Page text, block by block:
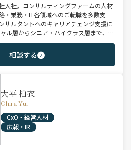
入社。コンサルティングファームの人材
・業務・IT各領域へのご転職を多数支
サルタントへのキャリアチェンジ支援に
ル層からシニア・ハイクラス層まで、候
向を踏まえ最適なキャリアをご提案させ
相談する
大平 柚衣
Ohira Yui
CxO・経営人材
広報・IR